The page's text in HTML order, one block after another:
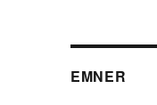
EMNER